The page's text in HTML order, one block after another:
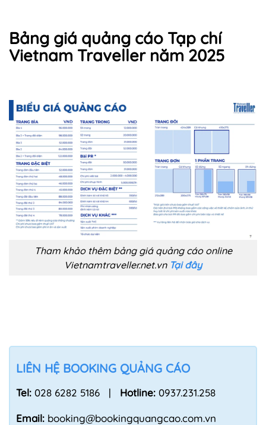
Bảng giá quảng cáo Tạp chí
Vietnam Traveller năm 2025
Tham khảo thêm bảng giá quảng cáo online
Vietnamtraveller.net.vn Tại đây
LIÊN HỆ BOOKING QUẢNG CÁO
Tel: 028 6282 5186 | Hotline: 0937.231.258
Email: booking@bookingquangcao.com.vn